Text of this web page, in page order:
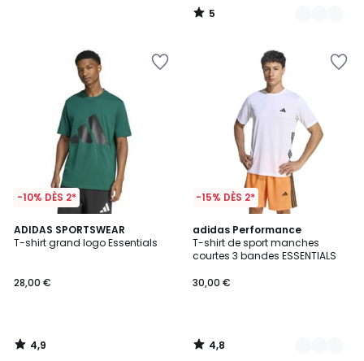
5
/
-10% DÈS 2*
ADIDAS SPORTSWEAR
T-shirt grand logo Essentials
28,00 €
4,9
/ 5
4,9
/
-15% DÈS 2*
adidas Performance
T-shirt de sport manches
courtes 3 bandes ESSENTIALS
30,00 €
4,8
/ 5
2
Couleurs
4,8
/